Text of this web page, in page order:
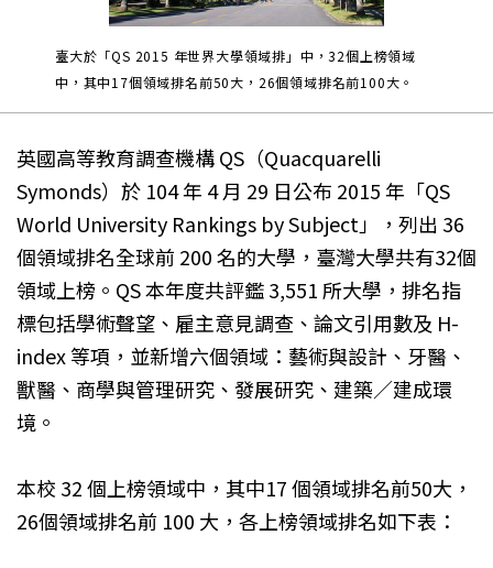
臺大於「QS 2015 年世界大學領域排」中，32個上榜領域
中，其中17個領域排名前50大，26個領域排名前100大。
英國高等教育調查機構 QS（Quacquarelli
Symonds）於 104 年 4 月 29 日公布 2015 年「QS
World University Rankings by Subject」，列出 36
個領域排名全球前 200 名的大學，臺灣大學共有32個
領域上榜。QS 本年度共評鑑 3,551 所大學，排名指
標包括學術聲望、雇主意見調查、論文引用數及 H-
index 等項，並新增六個領域：藝術與設計、牙醫、
獸醫、商學與管理研究、發展研究、建築／建成環
境。
本校 32 個上榜領域中，其中17 個領域排名前50大，
26個領域排名前 100 大，各上榜領域排名如下表：